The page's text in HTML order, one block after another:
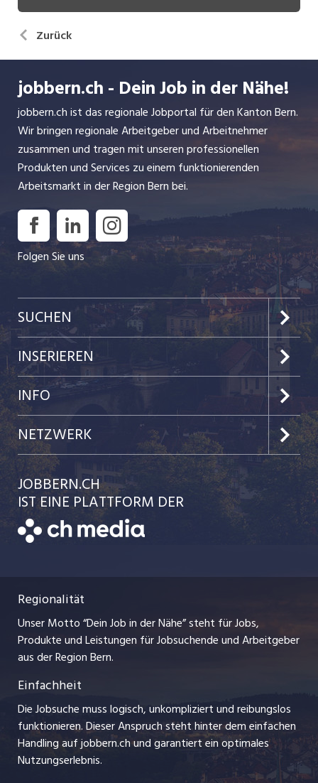
Zurück
jobbern.ch - Dein Job in der Nähe!
jobbern.ch ist das regionale Jobportal für den Kanton Bern.
Wir bringen regionale Arbeitgeber und Arbeitnehmer
zusammen und tragen mit unseren professionellen
Produkten und Services zu einem funktionierenden
Arbeitsmarkt in der Region Bern bei.
Folgen Sie uns
SUCHEN
Jobs im Kanton Bern
Jobs in der Stadt Bern
Jobs in der Stadt Biel
Festanstellungen
Temporäre Jobs
Freelance Jobs
Ferienjobs
Management / Kader-Jobs
Arbeitgeber
Jobline
INSERIEREN
Preise & Leistungen
Kundenlogin
Einzelinserat disponieren
Schnittstelle
Bewerber-Cockpit
INFO
Team
Ratgeber
AGB
Datenschutzerklärung
Impressum
Stellenmeldepflicht
NETZWERK
jobbasel.ch
jobmittelland.ch
zentraljob.ch
myjob.ch
jobzüri.ch
ajourjob.ch
baernerbaer.ch
chmedia.ch
JOBBERN.CH
IST EINE PLATTFORM DER
Regionalität
Unser Motto “Dein Job in der Nähe” steht für Jobs,
Produkte und Leistungen für Jobsuchende und Arbeitgeber
aus der Region Bern.
Einfachheit
Die Jobsuche muss logisch, unkompliziert und reibungslos
funktionieren. Dieser Anspruch steht hinter dem einfachen
Handling auf jobbern.ch und garantiert ein optimales
Nutzungserlebnis.